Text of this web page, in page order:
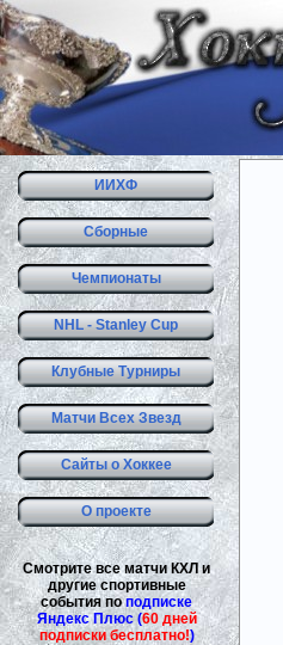
ИИХФ
Сборные
Чемпионаты
NHL - Stanley Cup
Клубные Турниры
Матчи Всех Звезд
Сайты о Хоккее
О проекте
Смотрите все матчи КХЛ и
другие спортивные
события поподписке
Яндекс Плюс (60 дней
подписки бесплатно!)